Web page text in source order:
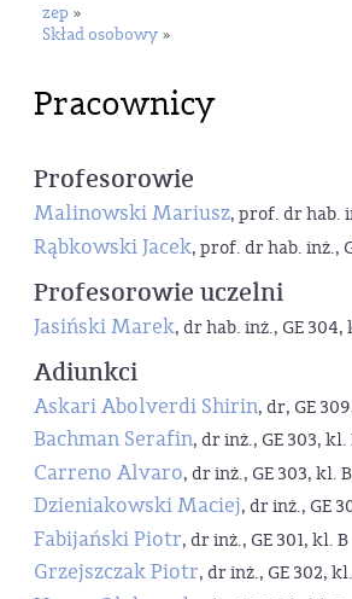
zep »
Skład osobowy »
Pracownicy
Profesorowie
Malinowski Mariusz, prof. dr hab.
Rąbkowski Jacek, prof. dr hab. inż.,
Profesorowie uczelni
Jasiński Marek, dr hab. inż., GE 304,
Adiunkci
Askari Abolverdi Shirin, dr, GE
Bachman Serafin, dr inż., GE 303, kl.
Carreno Alvaro, dr inż., GE 303, kl. B
Dzieniakowski Maciej, dr inż., GE
Fabijański Piotr, dr inż., GE 301, kl. B
Grzejszczak Piotr, dr inż., GE 302,